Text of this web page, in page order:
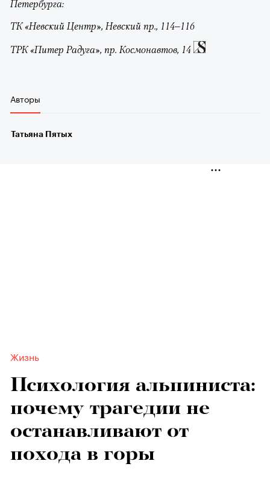
Петербурга:
ТК «Невский Центр», Невский пр., 114–116
ТРК «Питер Радуга», пр. Космонавтов, 14
Авторы
Татьяна Пятых
Жизнь
Психология альпиниста:
почему трагедии не
останавливают от
похода в горы